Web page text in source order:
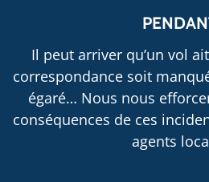
Il peut arriver qu’un vol
correspondance soit
égaré… Nous nous
conséquences de ces
agents